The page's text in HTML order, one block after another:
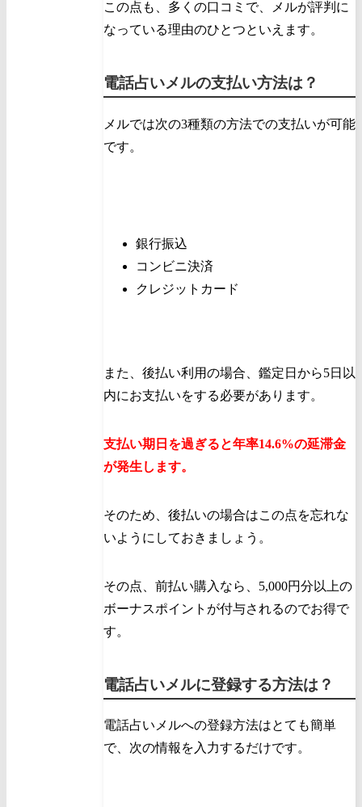
この点も、多くの口コミで、メルが評判に
なっている理由のひとつといえます。
電話占いメルの支払い方法は？
メルでは次の3種類の方法での支払いが可能
です。
銀行振込
コンビニ決済
クレジットカード
また、後払い利用の場合、鑑定日から5日以
内にお支払いをする必要があります。
支払い期日を過ぎると年率14.6%の延滞金
が発生します。
そのため、後払いの場合はこの点を忘れな
いようにしておきましょう。
その点、前払い購入なら、5,000円分以上の
ボーナスポイントが付与されるのでお得で
す。
電話占いメルに登録する方法は？
電話占いメルへの登録方法はとても簡単
で、次の情報を入力するだけです。